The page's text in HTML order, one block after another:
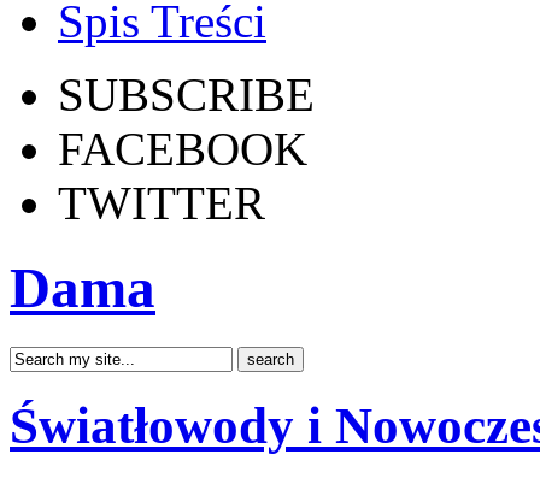
Spis Treści
SUBSCRIBE
FACEBOOK
TWITTER
Dama
Światłowody i